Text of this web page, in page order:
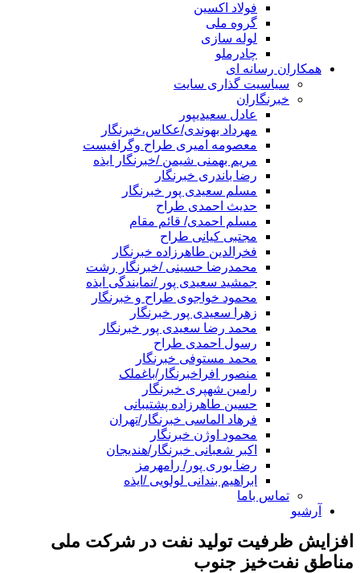
فولاد اکسین
گروه ملی
لوله سازی
چادرملو
همکاران رسانه ای
سیاسیت گذاری سایت
خبرنگاران
عادل سعیدیپور
مهرداد بهوندی/عکاس،خبرنگار
معصومه امیری طراح وگرافیست
مریم بهمنی شیمن /خبرنگار ایذه
رضا باندری خبرنگار
مسلم سعیدی پور خبرنگار
حدیث احمدی طراح
مسلم احمدی/ قائم مقام
مجتبی کیانی طراح
فخرالدین طاهرزاده خبرنگار
محمدرضا حسینی /خبرنگار رشت
جمشید سعیدی پور /نمایندگی ایذه
محمود خواجوی طراح و خبرنگار
زهرا سعیدی پور خبرنگار
محمد رضا سعیدی پور خبرنگار
رسول احمدی طراح
محمد مستوفی خبرنگار
منصور افراخبرنگار/باغملک
رامین شهپری خبرنگار
حسین طاهرزاده پشتیبانی
فرهاد الماسی خبرنگار/تهران
محمود اوژن خبرنگار
اکبر شعبانی خبرنگار/هندیجان
رضا بوری پور/ رامهرمز
ابراهیم بندانی لولویی /ایذه
تماس باما
آرشیو
افزایش ظرفیت تولید نفت در شرکت ملی
مناطق نفت‌خیز جنوب